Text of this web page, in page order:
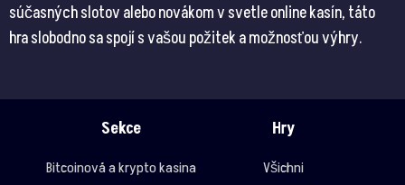
súčasných slotov alebo novákom v svetle online kasín, táto
hra slobodno sa spojí s vašou požitek a možnosťou výhry.
Sekce
Bitcoinová a krypto kasina
Hry
Všichni